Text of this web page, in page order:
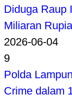
Diduga Raup
Miliaran
2026-06-04
9
Polda
Crime dalam